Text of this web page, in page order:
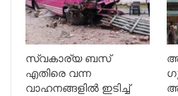
സ്വകാര്യ ബസ്
എതിരെ വന്ന
വാഹനങ്ങളിൽ ഇടിച്ച്